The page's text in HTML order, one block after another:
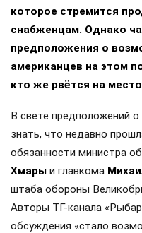
которое стремится
снабженцам. Однако
предположения о
американцев на этом
кто же рвётся на
В свете предположений
знать, что недавно
обязанности министра
Хмары и главкома
штаба обороны
Авторы ТГ-канала
обсуждения «стало